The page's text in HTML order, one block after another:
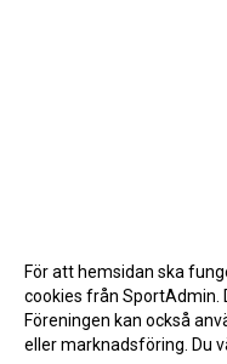
För att hemsidan ska
cookies från SportAdmin.
Föreningen kan också
eller marknadsföring. Du